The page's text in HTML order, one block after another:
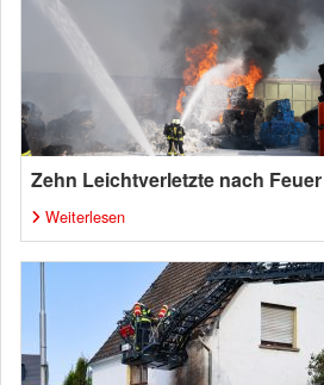
Zehn Leichtverletzte nach
Weiterlesen